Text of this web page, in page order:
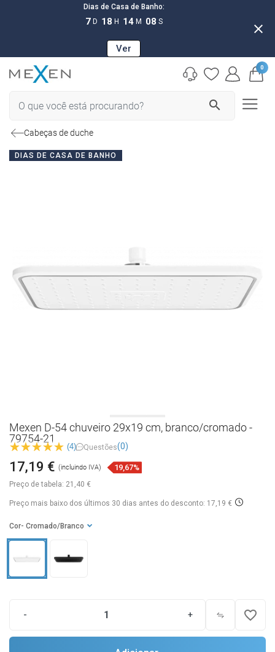
Dias de Casa de Banho:
7 D 18 H 14 M 07 S
Ver
close
search
0
Cabeças de duche
DIAS DE CASA DE BANHO
Mexen D-54 chuveiro 29x19 cm, branco/cromado -
79754-21
(4) Questões(0)
Preço de tabela: 21,40 €
17,19 € (incluindo IVA) 19,67%
Preço mais baixo dos últimos 30 dias antes do desconto: 17,19 €
Cor - Cromado/Branco
- + favorite_border